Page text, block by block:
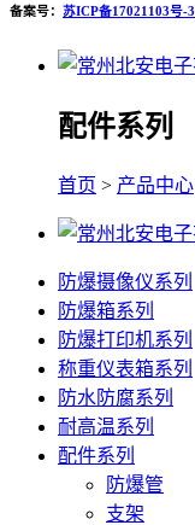
备案号： 苏ICP备17021103号-3
配件系列
首页 > 产品中心
防爆摄像仪系列
防爆箱系列
防爆打印机系列
称重仪表箱系列
防水防腐系列
耐高温系列
配件系列
防爆管
支架